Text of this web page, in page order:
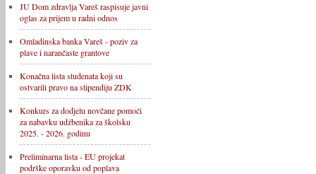
JU Dom zdravlja Vareš raspisuje javni
oglas za prijem u radni odnos
Omladinska banka Vareš - poziv za
plave i narančaste grantove
Konačna lista studenata koji su
ostvarili pravo na stipendiju ZDK
Konkurs za dodjelu novčane pomoći
za nabavku udžbenika za školsku
2025. - 2026. godinu
Preliminarna lista - EU projekat
podrške oporavku od poplava